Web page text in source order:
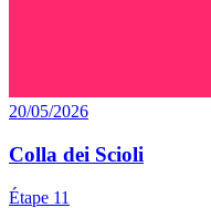
20/05/2026
Colla dei Scioli
Étape 11